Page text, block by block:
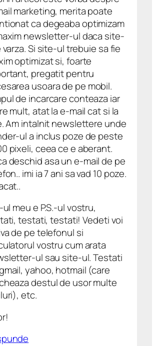
marketing, merita poate
ca degeaba optimizam
newsletter-ul daca site-
varza. Si site-ul trebuie sa fie
optimizat si, foarte
pregatit pentru
usoara de pe mobil.
de incarcare conteaza iar
mult, atat la e-mail cat si la
Am intalnit newslettere unde
ul a inclus poze de peste
pixeli, ceea ce e aberant.
deschid asa un e-mail de pe
imi ia 7 ani sa vad 10 poze.
ul meu e P.S.-ul vostru,
testati, testati! Vedeti voi
de pe telefonul si
vostru cum arata
ul sau site-ul. Testati
yahoo, hotmail (care
destul de usor multe
etc.